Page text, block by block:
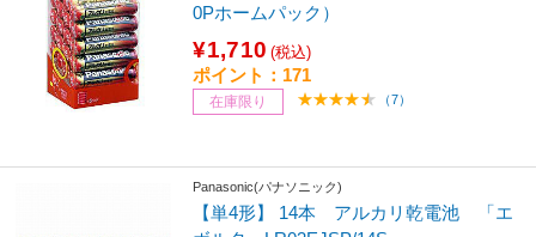
0Pホームパック）
¥1,710 (税込)
ポイント：171
在庫限り （7）
Panasonic(パナソニック)
【単4形】 14本 アルカリ乾電池 「エ